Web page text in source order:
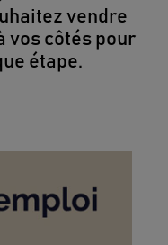
vendre
vos côtés pour
étape.